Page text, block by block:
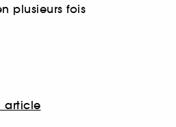
plusieurs fois
article